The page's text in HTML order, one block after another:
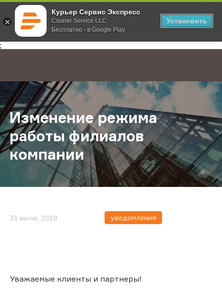
Курьер Сервис Экспресс
Courier Service LLC
Бесплатно - в Google Play
Установить
;
Главная О компании Новости Изменение режима работы
Изменение режима
работы филиалов
компании
31 июля, 2019 уведомления
Уважаемые клиенты и партнеры!